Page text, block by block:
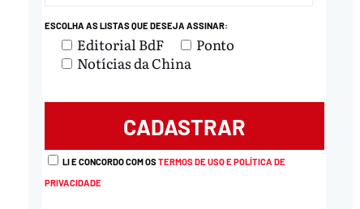
ESCOLHA AS LISTAS QUE DESEJA ASSINAR:
Editorial BdF
Ponto
Notícias da China
LI E CONCORDO COM OSTERMOS DE USO E POLÍTICA DE
PRIVACIDADE